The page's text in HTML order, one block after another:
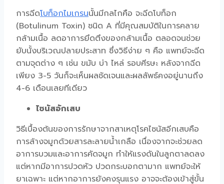
การฉีดโบท็อกไมเกรนนั้นมีกลไกคือ จะฉีดโบท็อก
(Botulinum Toxin) ชนิด A ที่มีคุณสมบัติในการคลาย
กล้ามเนื้อ ลดอาการยึดตึงของกล้ามเนื้อ ตลอดจนช่วย
ยับนั้งบริเวณปลายประสาท ซึ่งวิธีง่าย ๆ คือ แพทย์จะฉีด
ตามจุดต่าง ๆ เช่น ขมับ บ่า ไหล่ รอบศีรษะ หลังจากฉีด
เพียง 3-5 วันก็จะเห็นผลชัดเจนและผลลัพธ์คงอยู่นานถึง
4-6 เดือนเลยทีเดียว
ไซนัสอักเสบ
วิธีเบื้องต้นของการรักษาจากสาเหตุโรคไซนัสอีกเสบคือ
การล้างจมูกด้วยสารละลายน้ำเกลือ เนื่องจากจะช่วยลด
อาการบวมและอาการคัดจมูก ทำให้แรงดันในลูกตาลดลง
แต่หากมีอาการปวดหัว ปวดกระบอกตามาก แพทย์จะให้
ยาเฉพาะ แต่หากอาการยังคงรุนแรง อาจจะต้องเข้าสู่ขั้น